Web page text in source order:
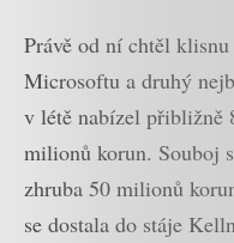
Právě od ní chtěl
Microsoftu a druhý
v létě nabízel přibližně
milionů korun. Souboj
zhruba 50 milionů
se dostala do stáje